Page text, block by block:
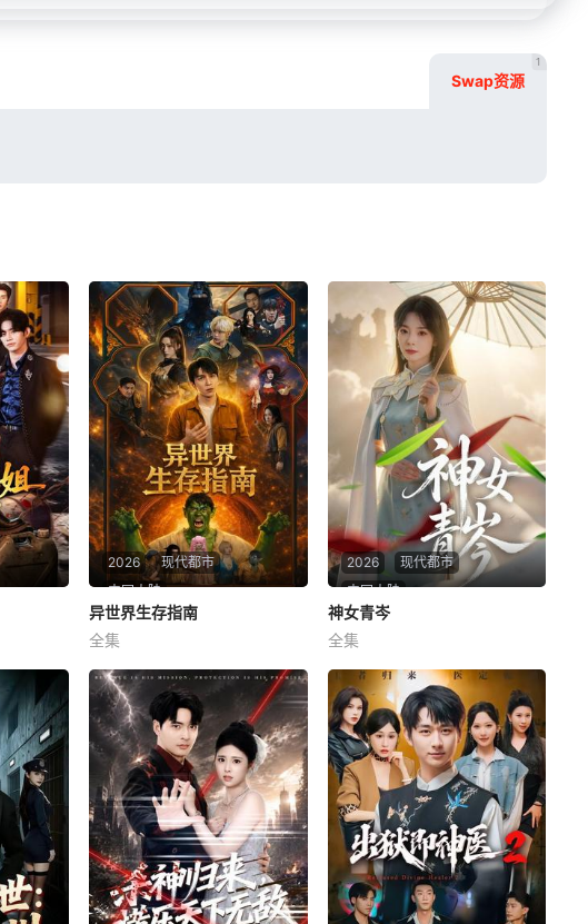
Swap资源
1
2026
现代都市
中国大陆
异世界生存指南
异世界生存指南
异世界生存指南
全集
2026
现代都市
中国大陆
神女青岑
神女青岑
神女青岑
全集